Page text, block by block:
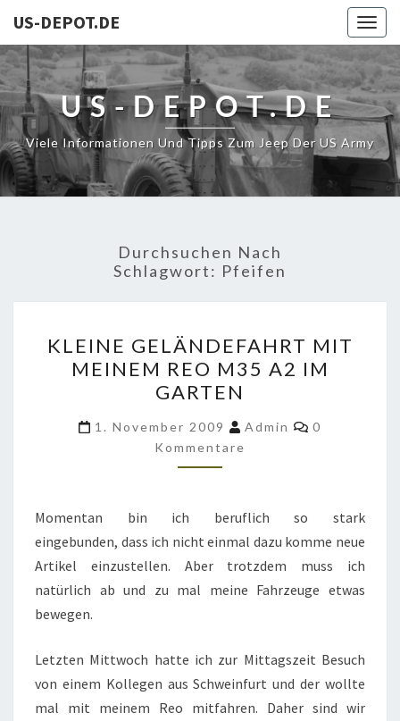
US-DEPOT.DE
US-DEPOT.DE
Viele Informationen Und Tipps Zum Jeep Der US Army
Durchsuchen Nach
Schlagwort: Pfeifen
GELÄNDEFAHRT
MIT
MEINEM
REO
M35
A2
GARTEN
KLEINE GELÄNDEFAHRT MIT
MEINEM REO M35 A2 IM
GARTEN
1. November 2009 Admin Kommentare
0
Kommentare
Momentan bin ich beruflich so stark
eingebunden, dass ich nicht einmal dazu komme neue
Artikel einzustellen. Aber trotzdem muss ich
natürlich ab und zu mal meine Fahrzeuge etwas
bewegen.
Letzten Mittwoch hatte ich zur Mittagszeit Besuch
von einem Kollegen aus Schweinfurt und der wollte
mal mit meinem Reo mitfahren. Daher sind wir